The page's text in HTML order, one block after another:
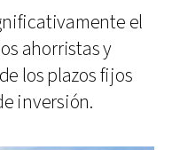
el
ahorristas y
los plazos fijos
inversión.